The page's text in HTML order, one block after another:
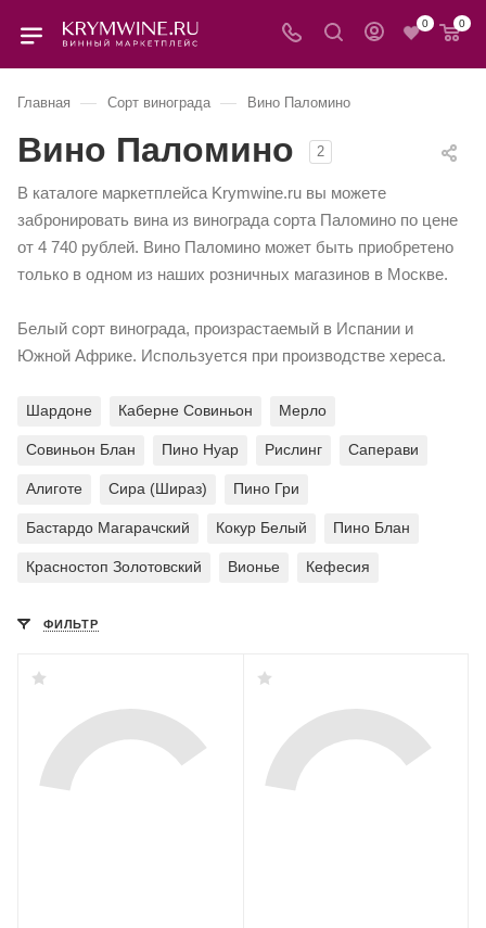
0 0
Главная — Сорт винограда — Вино Паломино
Вино Паломино 2
В каталоге маркетплейса Krymwine.ru вы можете
забронировать вина из винограда сорта Паломино по цене
от 4 740 рублей. Вино Паломино может быть приобретено
только в одном из наших розничных магазинов в Москве.
Белый сорт винограда, произрастаемый в Испании и
Южной Африке. Используется при производстве хереса.
Шардоне Каберне Совиньон Мерло
Совиньон Блан Пино Нуар Рислинг Саперави
Алиготе Сира (Шираз) Пино Гри
Бастардо Магарачский Кокур Белый Пино Блан
Красностоп Золотовский Вионье Кефесия
ФИЛЬТР